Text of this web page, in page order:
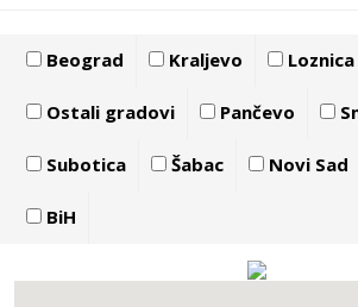
Beograd Kraljevo Loznica
Ostali gradovi Pančevo
Subotica Šabac Novi Sad
BiH